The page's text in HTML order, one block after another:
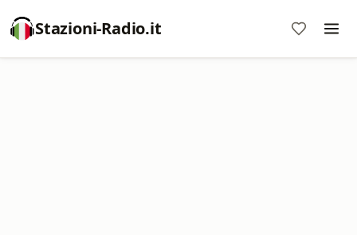
Stazioni-Radio.it